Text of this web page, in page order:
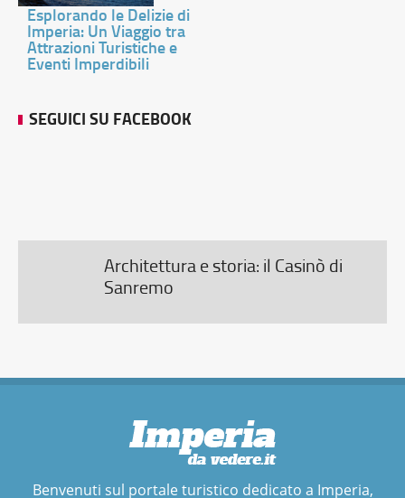
Esplorando le Delizie di
Imperia: Un Viaggio tra
Attrazioni Turistiche e
Eventi Imperdibili
SEGUICI SU FACEBOOK
Architettura e storia: il Casinò di
Sanremo
Benvenuti sul portale turistico dedicato a Imperia,